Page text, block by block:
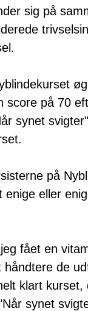
sig på
score på 70
synet
på
enige eller
fået en
håndtere de
klart
synet